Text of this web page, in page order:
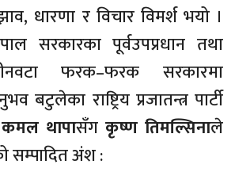
धारणा र विचार विमर्श भयो ।
सरकारका पूर्वउपप्रधान तथा
तीनवटा फरक–फरक सरकारमा
बटुलेका राष्ट्रिय प्रजातन्त्र पार्टी
कमल थापासँग कृष्ण तिमल्सिनाले
सम्पादित अंश :